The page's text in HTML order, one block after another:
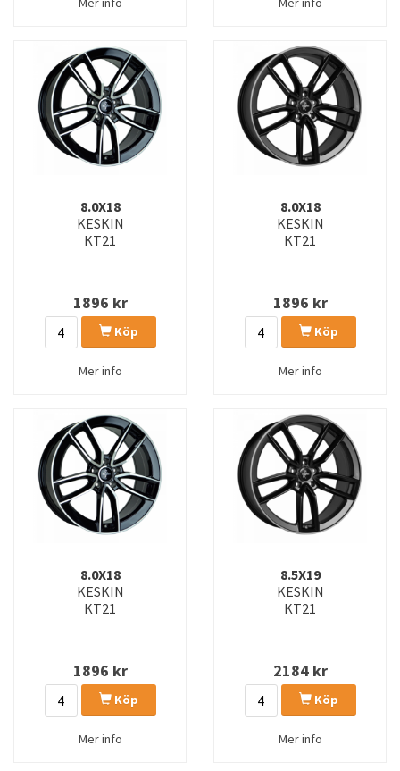
8.0X18
KESKIN
KT21
1896 kr
Köp
Mer info
8.0X18
KESKIN
KT21
1896 kr
Köp
Mer info
8.0X18
KESKIN
KT21
1896 kr
Köp
Mer info
8.5X19
KESKIN
KT21
2184kr
Köp
Mer info